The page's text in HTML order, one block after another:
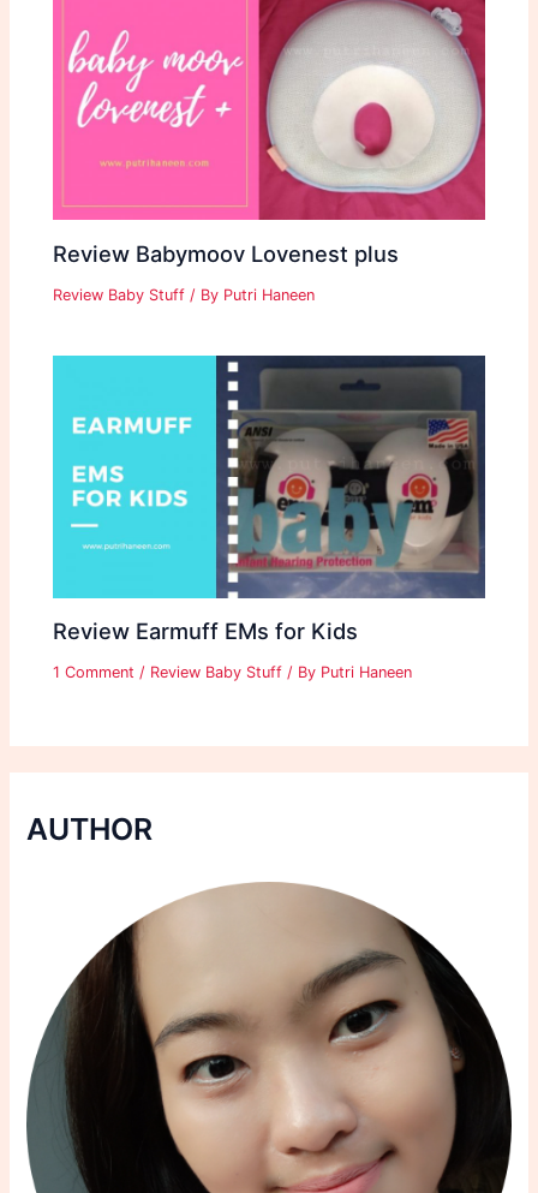
AUTHOR
Review Babymoov Lovenest plus
Review Baby Stuff / By Putri Haneen
Review Earmuff EMs for Kids
1 Comment / Review Baby Stuff / By Putri Haneen